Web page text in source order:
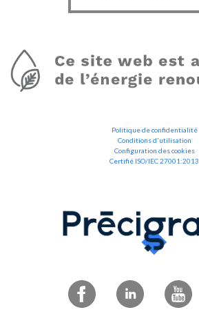
Politique de confidentialité
Conditions d'utilisation
Configuration des cookies
Certifié ISO/IEC 27001:2013